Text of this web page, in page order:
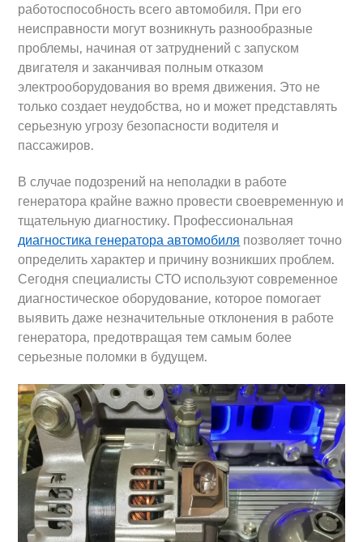
работоспособность всего автомобиля. При его
неисправности могут возникнуть разнообразные
проблемы, начиная от затруднений с запуском
двигателя и заканчивая полным отказом
электрооборудования во время движения. Это не
только создает неудобства, но и может представлять
серьезную угрозу безопасности водителя и
пассажиров.
В случае подозрений на неполадки в работе
генератора крайне важно провести своевременную и
тщательную диагностику. Профессиональная
диагностика генератора автомобиля позволяет точно
определить характер и причину возникших проблем.
Сегодня специалисты СТО используют современное
диагностическое оборудование, которое помогает
выявить даже незначительные отклонения в работе
генератора, предотвращая тем самым более
серьезные поломки в будущем.